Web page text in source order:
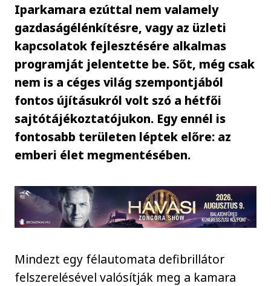
Iparkamara ezúttal nem valamely
gazdaságélénkítésre, vagy az üzleti
kapcsolatok fejlesztésére alkalmas
programját jelentette be. Sőt, még csak
nem is a céges világ szempontjából
fontos újításukról volt szó a hétfői
sajtótájékoztatójukon. Egy ennél is
fontosabb területen léptek előre: az
emberi élet megmentésében.
Mindezt egy félautomata defibrillátor
felszerelésével valósítják meg a kamara